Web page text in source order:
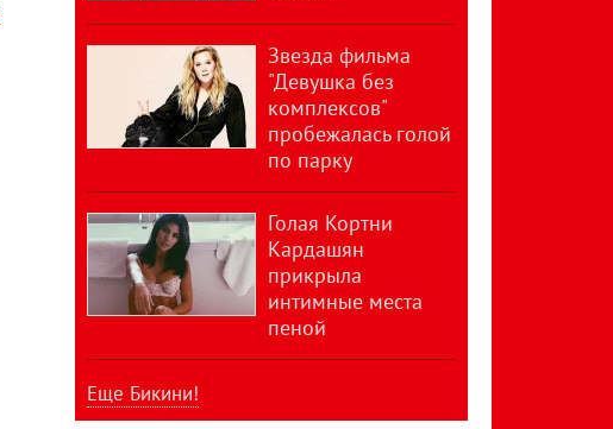
Звезда фильма
"Девушка без
комплексов"
пробежалась голой
по парку
Голая Кортни
Кардашян
прикрыла
интимные места
пеной
Еще Бикини!